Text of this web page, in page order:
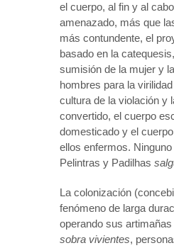
el cuerpo, al fin y al
amenazado, más que
más contundente, el
basado en la
sumisión de la mujer y
hombres para la
cultura de la violación y
convertido, el cuerpo
domesticado y el
ellos enfermos.
Pelintras y Padilhas
La colonización
fenómeno de larga
operando sus
sobra vivientes,